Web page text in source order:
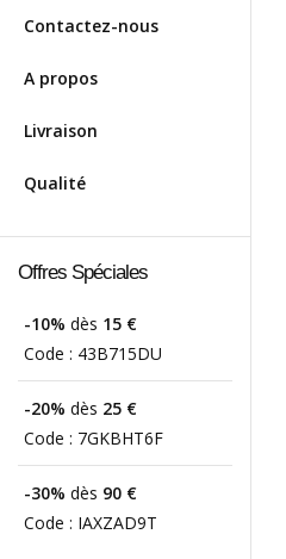
Contactez-nous
A propos
Livraison
Qualité
Offres Spéciales
-10% dès 15 €
Code : 43B715DU
-20% dès 25 €
Code : 7GKBHT6F
-30% dès 90 €
Code : IAXZAD9T